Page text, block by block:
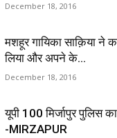
December 18, 2016
मशहूर गायिका साक़िया ने
लिया और अपने के...
December 18, 2016
यूपी 100 मिर्जापुर पुलिस
-MIRZAPUR